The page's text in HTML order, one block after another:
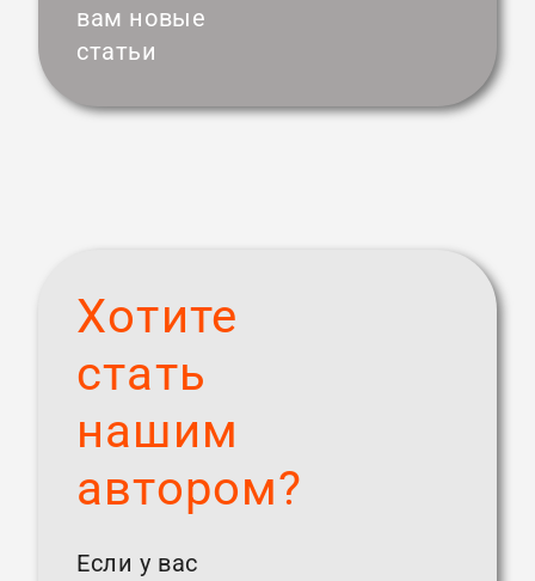
вам новые
статьи
Хотите
стать
нашим
автором?
Если у вас